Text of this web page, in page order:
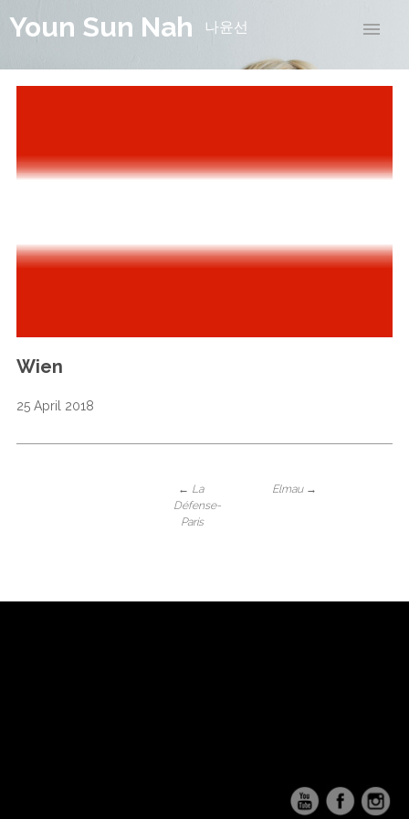
Youn Sun Nah 나윤선
Wien
25 April 2018
Elmau →
← La
Défense-
Paris